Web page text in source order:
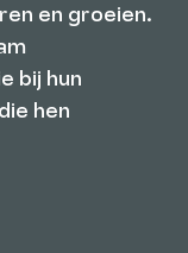
en groeien.
bij hun
hen